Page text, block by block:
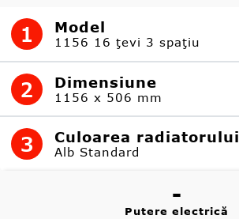
1 Model
1156 16 ţevi 3 spaţiu
2 Dimensiune
1156 x 506 mm
3 Culoarea radiatorului
Alb Standard
-
Putere electrică